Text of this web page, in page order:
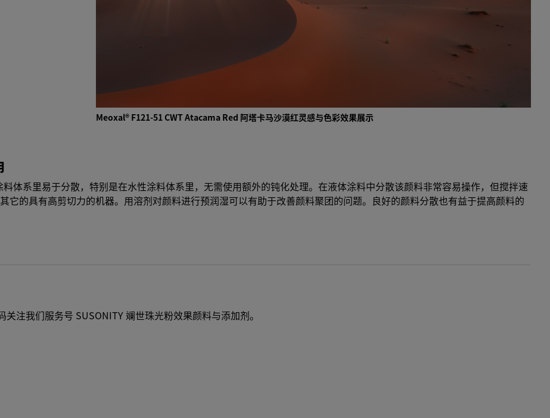
Meoxal® F121-51 CWT Atacama Red 阿塔卡马沙漠红灵感与色彩效果展示
体系里易于分散，特别是在水性涂料体系里，无需使用额外的钝化处理。在液体涂料中分散该颜料非常容易操作，但搅拌速
它的具有高剪切力的机器。用溶剂对颜料进行预润湿可以有助于改善颜料聚团的问题。良好的颜料分散也有益于提高颜料的
注我们服务号 SUSONITY 斓世珠光粉效果颜料与添加剂。